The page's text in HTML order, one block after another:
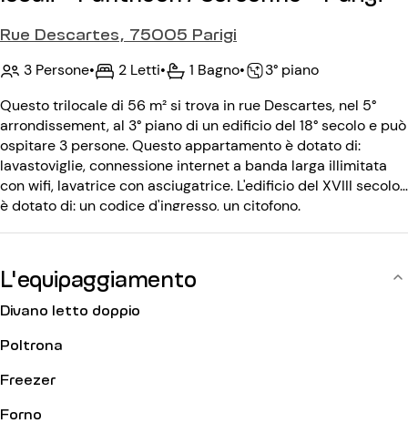
Rue Descartes, 75005 Parigi
3 Persone• 2 Letti• 1 Bagno•
3° piano
Questo trilocale di 56 m² si trova in rue Descartes, nel 5°
arrondissement, al 3° piano di un edificio del 18° secolo e può
ospitare 3 persone. Questo appartamento è dotato di:
lavastoviglie, connessione internet a banda larga illimitata
con wifi, lavatrice con asciugatrice. L'edificio del XVIII secolo
è dotato di: un codice d'ingresso, un citofono.
L'equipaggiamento
Divano letto doppio
Poltrona
Freezer
Forno